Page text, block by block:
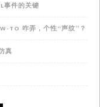
事件的关键
TO 咋弄，个性“声纹”？
真